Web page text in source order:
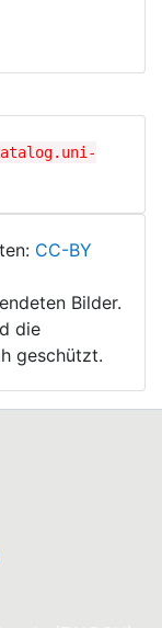
CC-BY
Bilder.
die
geschützt.